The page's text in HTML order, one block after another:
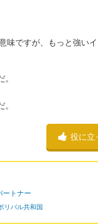
ですが、もっと強い
役に立
ートナー
リバル共和国